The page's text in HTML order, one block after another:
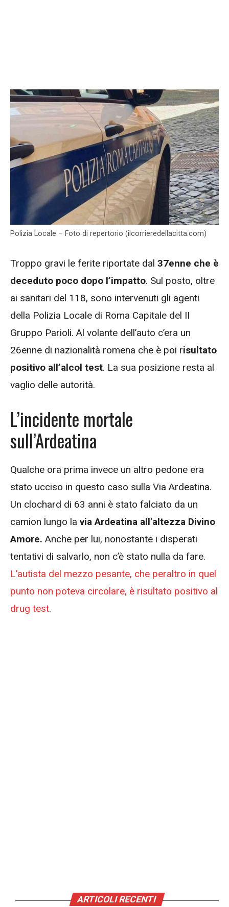
Polizia Locale – Foto di repertorio (ilcorrieredellacitta.com)
Troppo gravi le ferite riportate dal 37enne che è
deceduto poco dopo l’impatto. Sul posto, oltre
ai sanitari del 118, sono intervenuti gli agenti
della Polizia Locale di Roma Capitale del II
Gruppo Parioli. Al volante dell’auto c’era un
26enne di nazionalità romena che è poi risultato
positivo all’alcol test. La sua posizione resta al
vaglio delle autorità.
L’incidente mortale
sull’Ardeatina
Qualche ora prima invece un altro pedone era
stato ucciso in questo caso sulla Via Ardeatina.
Un clochard di 63 anni è stato falciato da un
camion lungo la via Ardeatina all‘altezza Divino
Amore. Anche per lui, nonostante i disperati
tentativi di salvarlo, non c’è stato nulla da fare.
L’autista del mezzo pesante, che peraltro in quel
punto non poteva circolare, è risultato positivo al
drug test.
ARTICOLI RECENTI